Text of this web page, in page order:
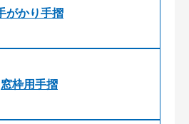
がかり手摺
窓枠用手摺